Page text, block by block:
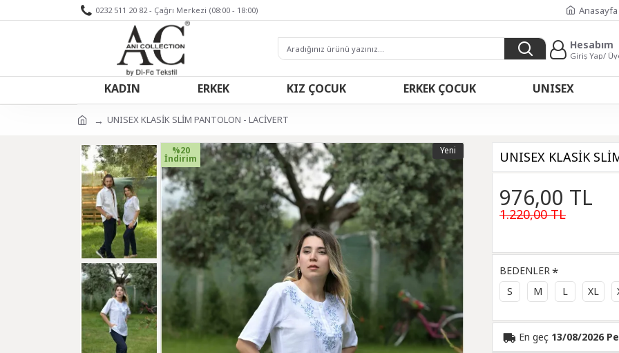
0232 511 20 82 - Çağrı Merkezi (08:00 - 18:00) Anasayfa
Hesabım
Giriş Yap/
KADIN ERKEK KIZ ÇOCUK ERKEK ÇOCUK UNISEX
UNISEX KLASİK SLİM PANTOLON - LACİVERT
Yeni
%20
İndirim UNISEX KLASİK
976,00 TL
1.220,00 TL
BEDENLER
S
M L XL
En geç 13/08/2026